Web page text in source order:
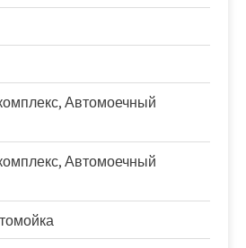
Автомоечный
Автомоечный